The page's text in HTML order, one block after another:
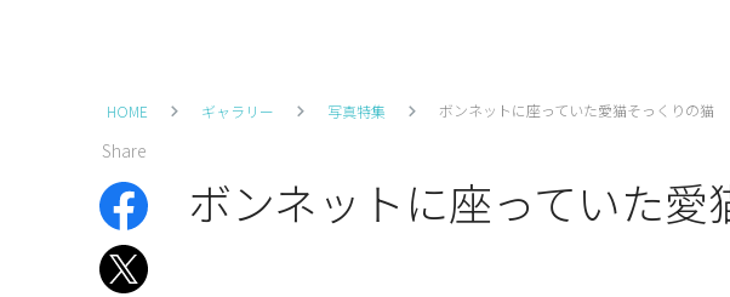
HOME ギャラリー 写真特集 ボンネットに座っていた愛猫そっくりの猫
Share
ボンネットに座っていた愛